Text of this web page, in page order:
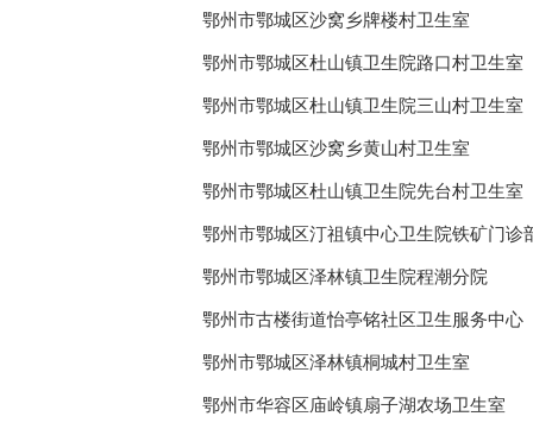
鄂州市鄂城区沙窝乡牌楼村卫生室
鄂州市鄂城区杜山镇卫生院路口村卫生室
鄂州市鄂城区杜山镇卫生院三山村卫生室
鄂州市鄂城区沙窝乡黄山村卫生室
鄂州市鄂城区杜山镇卫生院先台村卫生室
鄂州市鄂城区汀祖镇中心卫生院铁矿门诊
鄂州市鄂城区泽林镇卫生院程潮分院
鄂州市古楼街道怡亭铭社区卫生服务中心
鄂州市鄂城区泽林镇桐城村卫生室
鄂州市华容区庙岭镇扇子湖农场卫生室